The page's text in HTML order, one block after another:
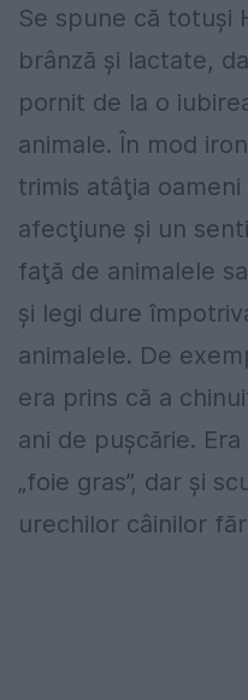
Se spune că totuşi
brânză şi lactate,
pornit de la o
animale. În mod
trimis atâţia
afecţiune şi un
faţă de animalele
şi legi dure
animalele. De
era prins că a
ani de puşcărie.
„foie gras”, dar şi
urechilor câinilor